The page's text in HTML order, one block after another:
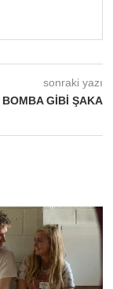
sonraki yazı
GIBI ŞAKA